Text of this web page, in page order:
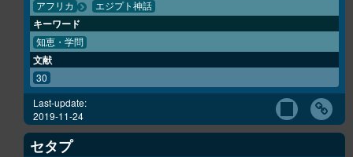
アフリカ エジプト神話
キーワード
知恵・学問
文献
30
Last-update:
2019-11-24
セタプ